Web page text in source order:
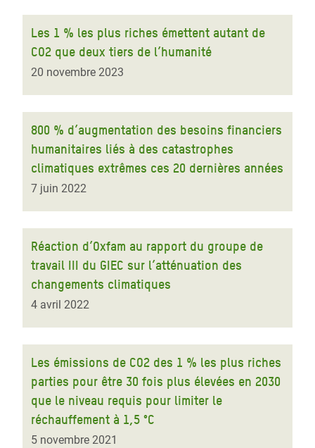
Les 1 % les plus riches émettent autant de
CO2 que deux tiers de l’humanité
20 novembre 2023
800 % d’augmentation des besoins financiers
humanitaires liés à des catastrophes
climatiques extrêmes ces 20 dernières années
7 juin 2022
Réaction d’Oxfam au rapport du groupe de
travail III du GIEC sur l’atténuation des
changements climatiques
4 avril 2022
Les émissions de CO2 des 1 % les plus riches
parties pour être 30 fois plus élevées en 2030
que le niveau requis pour limiter le
réchauffement à 1,5 °C
5 novembre 2021